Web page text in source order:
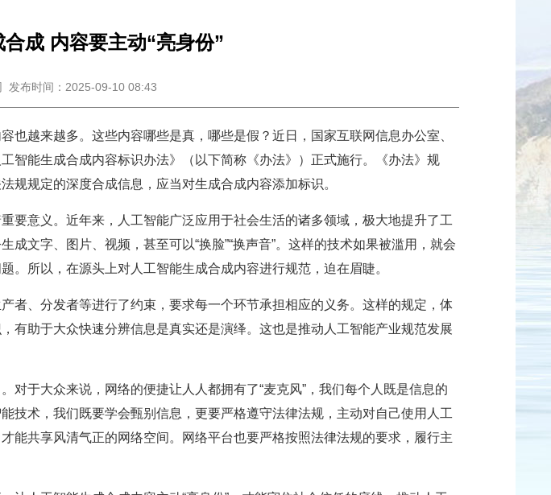
合成 内容要主动“亮身份”
发布时间：2025-09-10 08:43
也越来越多。这些内容哪些是真，哪些是假？近日，国家互联网信息办公室、
智能生成合成内容标识办法》（以下简称《办法》）正式施行。《办法》规
规规定的深度合成信息，应当对生成合成内容添加标识。
要意义。近年来，人工智能广泛应用于社会生活的诸多领域，极大地提升了工
文字、图片、视频，甚至可以“换脸”“换声音”。这样的技术如果被滥用，就会
。所以，在源头上对人工智能生成合成内容进行规范，迫在眉睫。
者、分发者等进行了约束，要求每一个环节承担相应的义务。这样的规定，体
有助于大众快速分辨信息是真实还是演绎。这也是推动人工智能产业规范发展
对于大众来说，网络的便捷让人人都拥有了“麦克风”，我们每个人既是信息的
技术，我们既要学会甄别信息，更要严格遵守法律法规，主动对自己使用人工
能共享风清气正的网络空间。网络平台也要严格按照法律法规的要求，履行主